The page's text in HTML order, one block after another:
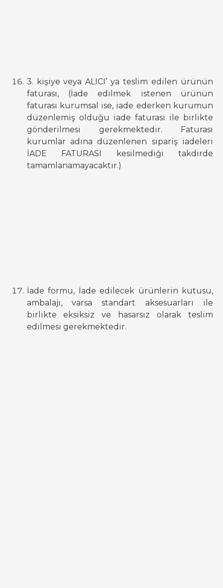
3. kişiye veya ALICI’ ya teslim edilen ürünün
faturası, (İade edilmek istenen ürünün
faturası kurumsal ise, iade ederken kurumun
düzenlemiş olduğu iade faturası ile birlikte
gönderilmesi gerekmektedir. Faturası
kurumlar adına düzenlenen sipariş iadeleri
İADE FATURASI kesilmediği takdirde
tamamlanamayacaktır.)
İade formu, İade edilecek ürünlerin kutusu,
ambalajı, varsa standart aksesuarları ile
birlikte eksiksiz ve hasarsız olarak teslim
edilmesi gerekmektedir.